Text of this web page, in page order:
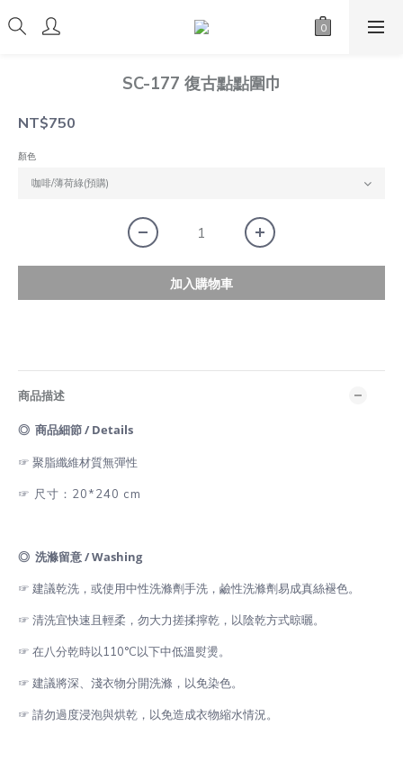
SC-177 復古點點圍巾
NT$750
顏色
加入購物車
商品描述
◎ 商品細節 / Details
☞ 聚脂纖維材質無彈性
☞ 尺寸：20*240 cm
◎ 洗滌留意 / Washing
☞ 建議乾洗，或使用中性洗滌劑手洗，鹼性洗滌劑易成真絲褪色。
☞ 清洗宜快速且輕柔，勿大力搓揉擰乾，以陰乾方式晾曬。
☞ 在八分乾時以110°C以下中低溫熨燙。
☞ 建議將深、淺衣物分開洗滌，以免染色。
☞ 請勿過度浸泡與烘乾，以免造成衣物縮水情況。